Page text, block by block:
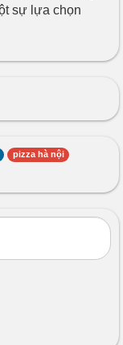
sự lựa chọn
pizza hà nội